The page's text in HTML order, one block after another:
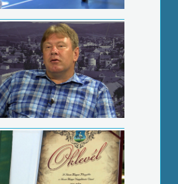
nagykövete Ombódi
András